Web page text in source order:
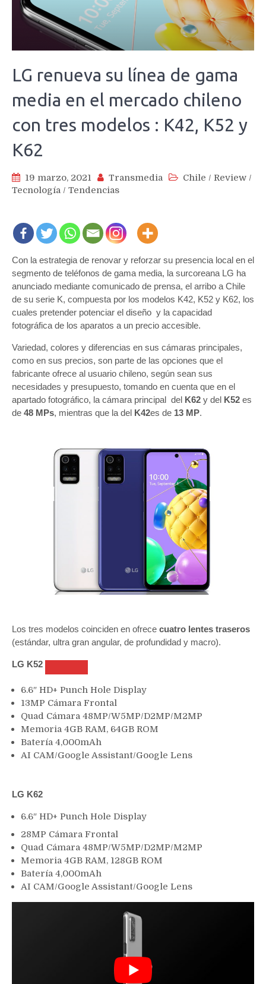
LG renueva su línea de gama
media en el mercado chileno
con tres modelos : K42, K52 y
K62
19 marzo, 2021 Transmedia Chile / Review /
Tecnología / Tendencias
Con la estrategia de renovar y reforzar su presencia local en el
segmento de teléfonos de gama media, la surcoreana LG ha
anunciado mediante comunicado de prensa, el arribo a Chile
de su serie K, compuesta por los modelos K42, K52 y K62, los
cuales pretender potenciar el diseño y la capacidad
fotográfica de los aparatos a un precio accesible.
Variedad, colores y diferencias en sus cámaras principales,
como en sus precios, son parte de las opciones que el
fabricante ofrece al usuario chileno, según sean sus
necesidades y presupuesto, tomando en cuenta que en el
apartado fotográfico, la cámara principal del K62 y del K52 es
de 48 MPs, mientras que la del K42es de 13 MP.
Los tres modelos coinciden en ofrece cuatro lentes traseros
(estándar, ultra gran angular, de profundidad y macro).
LG K52
6.6″ HD+ Punch Hole Display
13MP Cámara Frontal
Quad Cámara 48MP/W5MP/D2MP/M2MP
Memoria 4GB RAM, 64GB ROM
Batería 4,000mAh
AI CAM/Google Assistant/Google Lens
LG K62
6.6″ HD+ Punch Hole Display
28MP Cámara Frontal
Quad Cámara 48MP/W5MP/D2MP/M2MP
Memoria 4GB RAM, 128GB ROM
Batería 4,000mAh
AI CAM/Google Assistant/Google Lens